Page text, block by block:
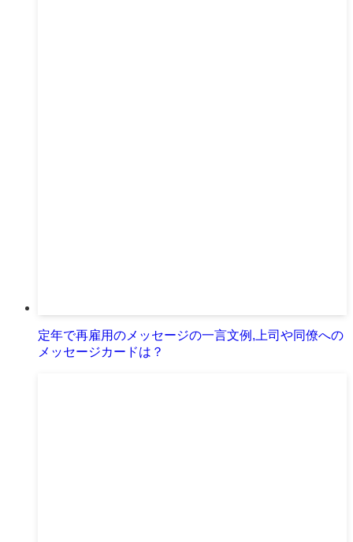
定年で再雇用のメッセージの一言文例,上司や同僚への
メッセージカードは？